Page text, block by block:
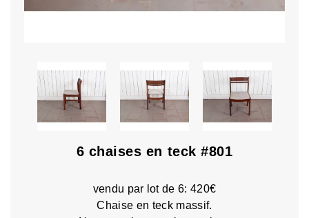
6 chaises en teck #801
vendu par lot de 6: 420€
Chaise en teck massif.